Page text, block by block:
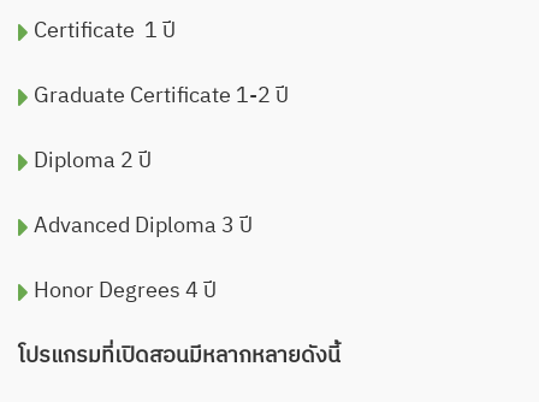
Certificate 1 ปี
Graduate Certificate 1-2 ปี
Diploma 2 ปี
Advanced Diploma 3 ปี
Honor Degrees 4 ปี
โปรแกรมที่เปิดสอนมีหลากหลายดังนี้